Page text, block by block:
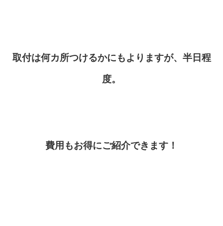
取付は何カ所つけるかにもよりますが、半日程
度。
費用もお得にご紹介できます！